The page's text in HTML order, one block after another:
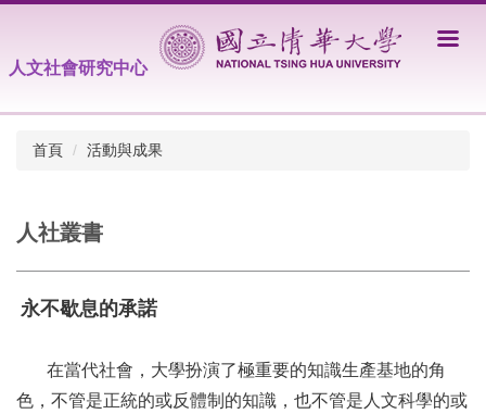
主
人文社會研究中心
首頁 活動與成果
人社叢書
永不歇息的承諾
在當代社會，大學扮演了極重要的知識生產基地的角
色，不管是正統的或反體制的知識，也不管是人文科學的或